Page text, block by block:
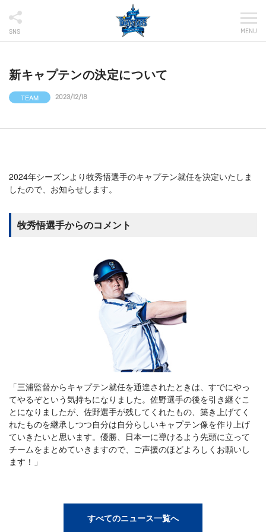
SNS MENU
新キャプテンの決定について
TEAM 2023/12/18
2024年シーズンより牧秀悟選手のキャプテン就任を決定いたしま
したので、お知らせします。
牧秀悟選手からのコメント
「三浦監督からキャプテン就任を通達されたときは、すでにやっ
てやるぞという気持ちになりました。佐野選手の後を引き継ぐこ
とになりましたが、佐野選手が残してくれたもの、築き上げてく
れたものを継承しつつ自分は自分らしいキャプテン像を作り上げ
ていきたいと思います。優勝、日本一に導けるよう先頭に立って
チームをまとめていきますので、ご声援のほどよろしくお願いし
ます！」
すべてのニュース一覧へ